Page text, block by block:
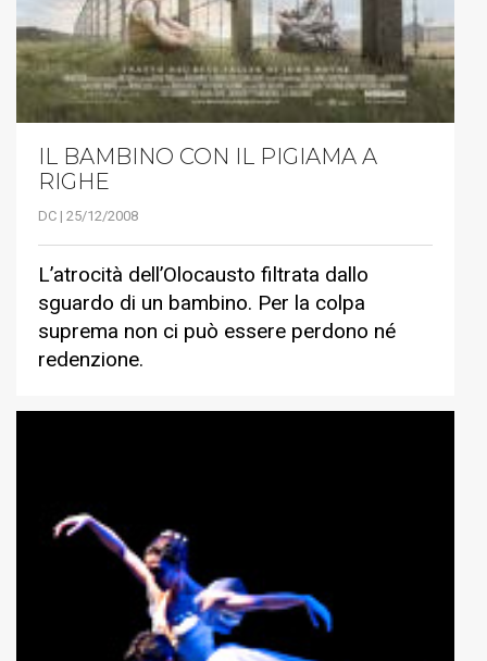
IL BAMBINO CON IL PIGIAMA A
RIGHE
DC | 25/12/2008
L’atrocità dell’Olocausto filtrata dallo
sguardo di un bambino. Per la colpa
suprema non ci può essere perdono né
redenzione.